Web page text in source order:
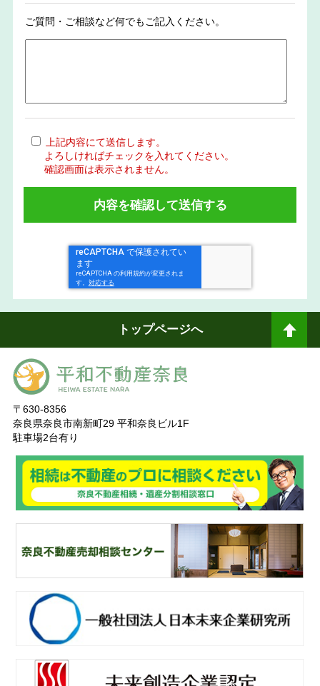
ご質問・ご相談など何でもご記入ください。
上記内容にて送信します。
よろしければチェックを入れてください。
確認画面は表示されません。
トップページへ
ージトップへ
〒630-8356
奈良県奈良市南新町29 平和奈良ビル1F
駐車場2台有り
良不動産相続・遺産分割相談窓口
般社団法人日本未来企業研究所